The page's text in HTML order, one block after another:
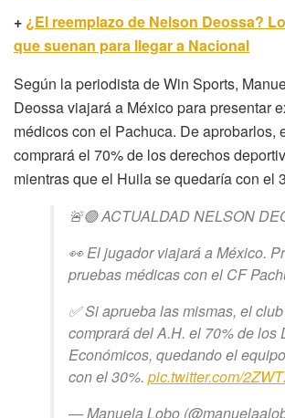
+ ¿El reemplazo de Nelson Deossa?
que suenan para llegar a Nacional
Según la periodista de Win Sports,
Deossa viajará a México para presentar
médicos con el Pachuca. De aprobarlos,
comprará el 70% de los derechos
mientras que el Huila se quedaría con el
🚨🟢 ACTUALDAD NELSON
👀 El jugador viajará a México.
pruebas médicas con el CF
✅ Si aprueba las mismas, el
comprará del A.H. el 70% de los
Económicos, quedando el
con el 30%. pic.twitter.com/
— Manuela Lobo